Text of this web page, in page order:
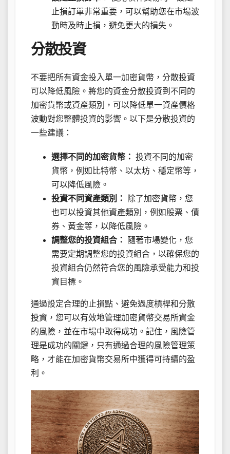
止損訂單非常重要，可以幫助您在市場波
動時及時止損，避免更大的損失。
分散投資
不要把所有資金投入單一加密貨幣，分散投資
可以降低風險。將您的資金分散投資到不同的
加密貨幣或資產類別，可以降低單一資產價格
波動對您整體投資的影響。以下是分散投資的
一些建議：
選擇不同的加密貨幣： 投資不同的加密
貨幣，例如比特幣、以太坊、穩定幣等，
可以降低風險。
投資不同資產類別：
除了加密貨幣，您
也可以投資其他資產類別，例如股票、債
券、黃金等，以降低風險。
調整您的投資組合：
隨著市場變化，您
需要定期調整您的投資組合，以確保您的
投資組合仍然符合您的風險承受能力和投
資目標。
通過設定合理的止損點、避免過度槓桿和分散
投資，您可以有效地管理加密貨幣交易所資金
的風險，並在市場中取得成功。記住，風險管
理是成功的關鍵，只有通過合理的風險管理策
略，才能在加密貨幣交易所中獲得可持續的盈
利。